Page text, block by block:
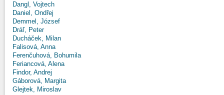
Dangl, Vojtech
Daniel, Ondřej
Demmel, József
Dráľ, Peter
Ducháček, Milan
Falisová, Anna
Ferenčuhová, Bohumila
Feriancová, Alena
Findor, Andrej
Gáborová, Margita
Glejtek, Miroslav